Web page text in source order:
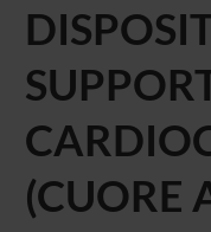
(CUORE